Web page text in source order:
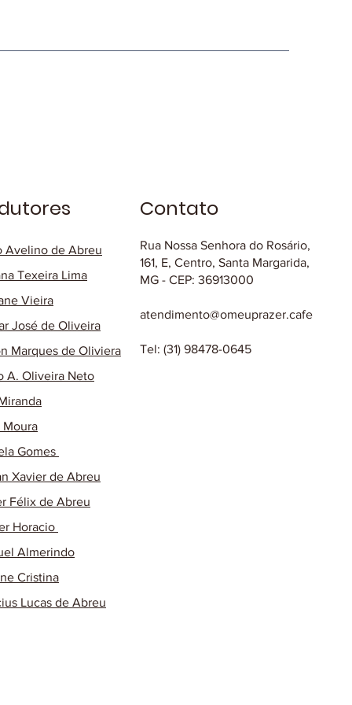
Contato
Avelino de Abreu
Texeira Lima
Vieira
José de Oliveira
Marques de Oliviera
A. Oliveira Neto
Gomes
Xavier de Abreu
Félix de Abreu
Horacio
Almerindo
Cristina
Lucas de Abreu
Rua Nossa Senhora do Rosário,
161, E, Centro, Santa Margarida,
MG - CEP: 36913000
atendimento@omeuprazer.cafe
Tel: (31) 98478-0645